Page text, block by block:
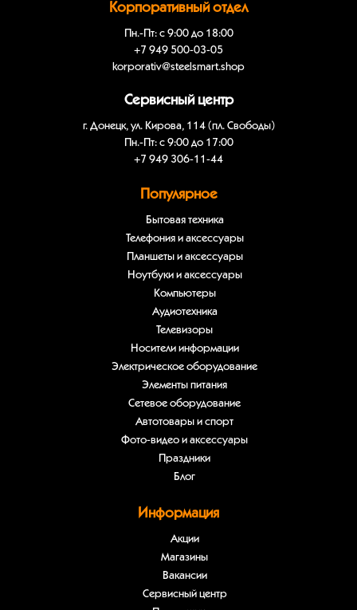
Корпоративный отдел
Пн.-Пт: с 9:00 до 18:00
+7 949 500-03-05
korporativ@steelsmart.shop
Сервисный центр
г. Донецк, ул. Кирова, 114 (пл. Свободы)
Пн.-Пт: с 9:00 до 17:00
+7 949 306-11-44
Популярное
Бытовая техника
Телефония и аксессуары
Планшеты и аксессуары
Ноутбуки и аксессуары
Компьютеры
Аудиотехника
Телевизоры
Носители информации
Электрическое оборудование
Элементы питания
Сетевое оборудование
Автотовары и спорт
Фото-видео и аксессуары
Праздники
Блог
Информация
Акции
Магазины
Вакансии
Сервисный центр